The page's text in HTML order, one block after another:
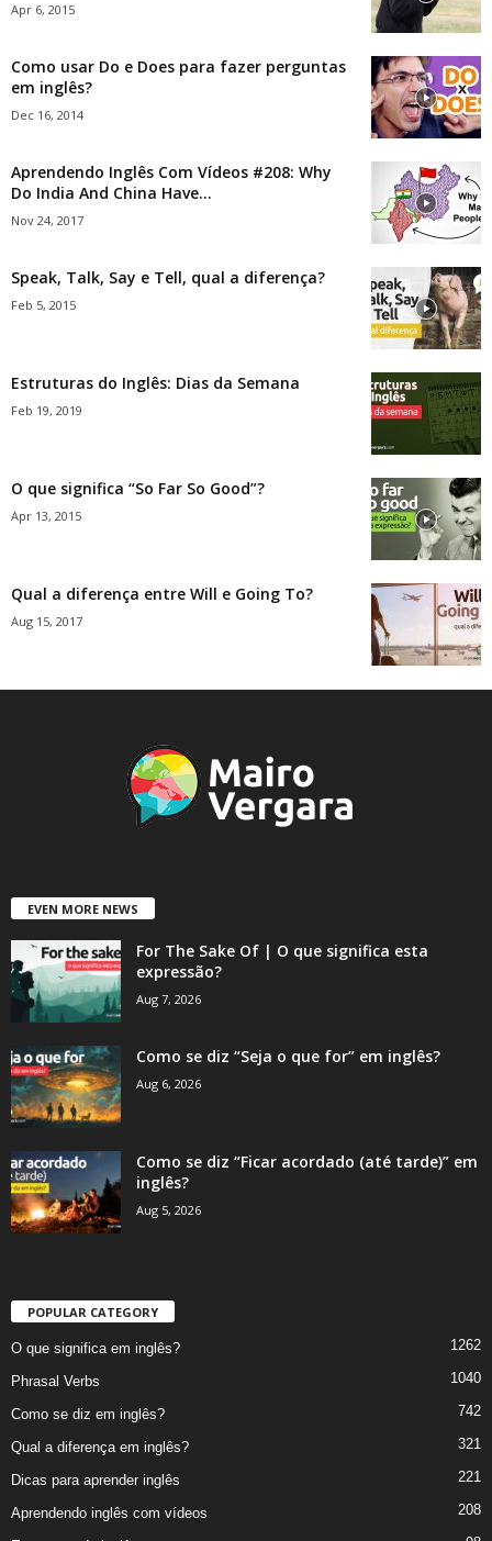
Apr 6, 2015
Como usar Do e Does para fazer perguntas
em inglês?
Dec 16, 2014
Aprendendo Inglês Com Vídeos #208: Why
Do India And China Have...
Nov 24, 2017
Speak, Talk, Say e Tell, qual a diferença?
Feb 5, 2015
Estruturas do Inglês: Dias da Semana
Feb 19, 2019
O que significa “So Far So Good”?
Apr 13, 2015
Qual a diferença entre Will e Going To?
Aug 15, 2017
EVEN MORE NEWS
For The Sake Of | O que significa esta
expressão?
Aug 7, 2026
Como se diz “Seja o que for” em inglês?
Aug 6, 2026
Como se diz “Ficar acordado (até tarde)” em
inglês?
Aug 5, 2026
POPULAR CATEGORY
O que significa em inglês? 1262
Phrasal Verbs 1040
Como se diz em inglês? 742
Qual a diferença em inglês? 321
Dicas para aprender inglês 221
Aprendendo inglês com vídeos 208